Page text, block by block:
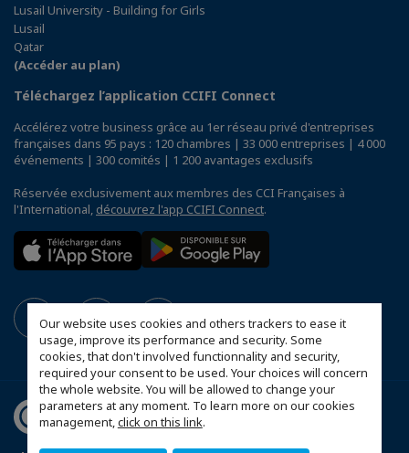
Our website uses cookies and others trackers to ease it
usage, improve its performance and security. Some
cookies, that don't involved functionnality and security,
required your consent to be used. Your choices will concern
the whole website. You will be allowed to change your
parameters at any moment. To learn more on our cookies
management,click on this link.
Lusail University - Building for Girls
Lusail
Qatar
(Accéder au plan)
Téléchargez l’application CCIFI Connect
Accélérez votre business grâce au 1er réseau privé d'entreprises
françaises dans 95 pays : 120 chambres | 33 000 entreprises | 4 000
événements | 300 comités | 1 200 avantages exclusifs
Réservée exclusivement aux membres des CCI Françaises à
l'International, découvrez l'app CCIFI Connect.